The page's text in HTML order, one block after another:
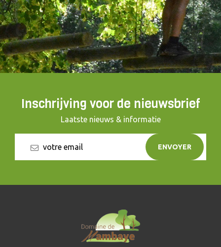
Inschrijving voor de nieuwsbrief
Laatste nieuws & informatie
ENVOYER